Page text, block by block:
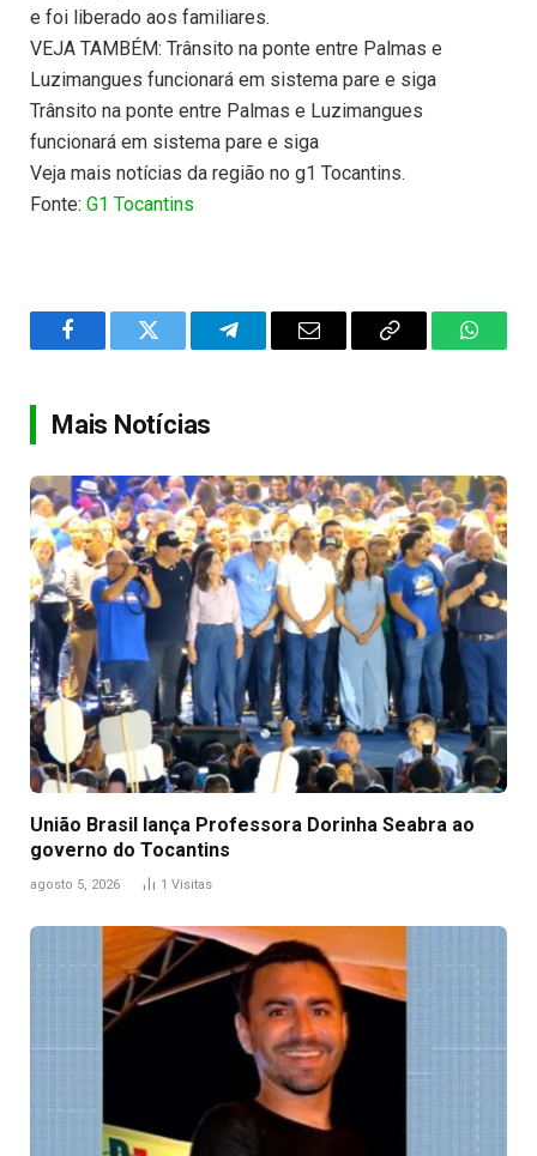
e foi liberado aos familiares.
VEJA TAMBÉM: Trânsito na ponte entre Palmas e
Luzimangues funcionará em sistema pare e siga
Trânsito na ponte entre Palmas e Luzimangues
funcionará em sistema pare e siga
Veja mais notícias da região no g1 Tocantins.
Fonte: G1 Tocantins
FacebookTwitter TelegramEmail
Copy
Mais Notícias
União Brasil lança Professora Dorinha Seabra ao
governo do Tocantins
agosto 5, 2026 1 Visitas